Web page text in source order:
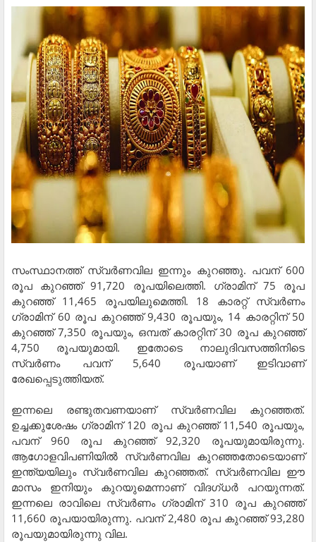
സംസ്ഥാനത്ത് സ്വര്‍ണവില ഇന്നും കുറഞ്ഞു. പവന് 600
രൂപ കുറഞ്ഞ് 91,720 രൂപയിലെത്തി. ഗ്രാമിന് 75 രൂപ
കുറഞ്ഞ് 11,465 രൂപയിലുമെത്തി. 18 കാരറ്റ് സ്വര്‍ണം
ഗ്രാമിന് 60 രൂപ കുറഞ്ഞ് 9,430 രൂപയും, 14 കാരറ്റിന് 50
കുറഞ്ഞ് 7,350 രൂപയും, ഒമ്പത് കാരറ്റിന് 30 രൂപ കുറഞ്ഞ്
4,750 രൂപയുമായി. ഇതോടെ നാലുദിവസത്തിനിടെ
സ്വര്‍ണം പവന് 5,640 രൂപയാണ് ഇടിവാണ്
രേഖപ്പെടുത്തിയത്.
ഇന്നലെ രണ്ടുതവണയാണ് സ്വര്‍ണവില കുറഞ്ഞത്.
ഉച്ചക്കുശേഷം ഗ്രാമിന് 120 രൂപ കുറഞ്ഞ് 11,540 രൂപയും,
പവന് 960 രൂപ കുറഞ്ഞ് 92,320 രൂപയുമായിരുന്നു.
ആഗോളവിപണിയില്‍ സ്വര്‍ണവില കുറഞ്ഞതോടെയാണ്
ഇന്ത്യയിലും സ്വര്‍ണവില കുറഞ്ഞത്. സ്വര്‍ണവില ഈ
മാസം ഇനിയും കുറയുമെന്നാണ് വിദഗ്ധര്‍ പറയുന്നത്.
ഇന്നലെ രാവിലെ സ്വര്‍ണം ഗ്രാമിന് 310 രൂപ കുറഞ്ഞ്
11,660 രൂപയായിരുന്നു. പവന് 2,480 രൂപ കുറഞ്ഞ് 93,280
രൂപയുമായിരുന്നു വില.